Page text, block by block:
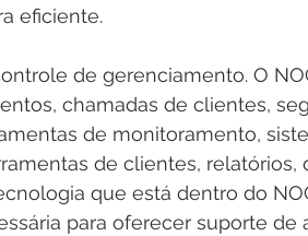
eficiente.
de gerenciamento. O
chamadas de clientes,
de monitoramento,
de clientes, relatórios,
que está dentro do
para oferecer suporte de